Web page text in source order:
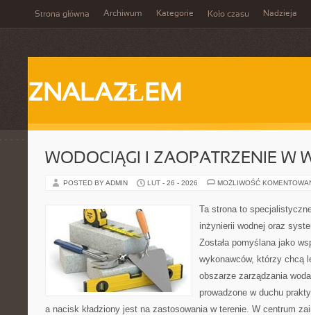
Strona główna Archiwum Kategorie Koło czasu Nadzieja
ZNALAZŁEM
WODOCIĄGI I ZAOPATRZENIE W
POSTED BY ADMIN LUT - 26 - 2026 MOŻLIWOŚĆ
Ta strona to
inżynierii wodnej oraz
Została pomyślana jako
wykonawców, którzy chcą
obszarze zarządzania
prowadzone w duchu
a nacisk kładziony jest na zastosowania w terenie. W centrum